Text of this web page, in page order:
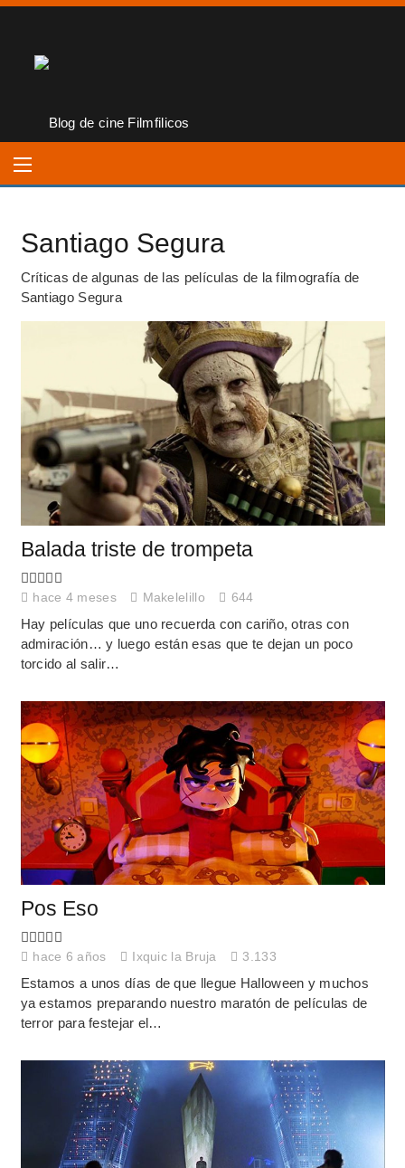
Santiago Segura
Críticas de algunas de las películas de la filmografía de
Santiago Segura
Balada triste de trompeta
hace 4 meses Makelelillo 644
Hay películas que uno recuerda con cariño, otras con
admiración… y luego están esas que te dejan un poco
torcido al salir…
Pos Eso
hace 6 años Ixquic la Bruja 3.133
Estamos a unos días de que llegue Halloween y muchos
ya estamos preparando nuestro maratón de películas de
terror para festejar el…